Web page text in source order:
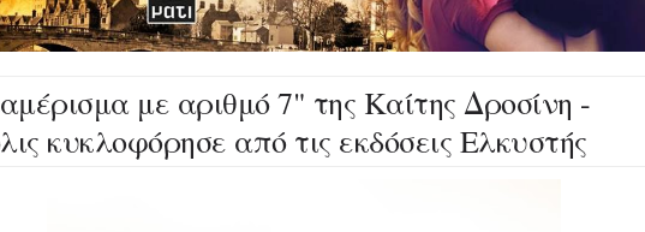
με αριθμό 7" της Καίτης Δροσίνη -
κυκλοφόρησε από τις εκδόσεις Ελκυστής